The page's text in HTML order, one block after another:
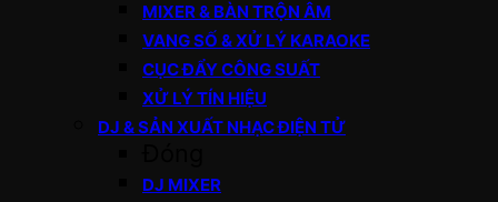
MIXER & BÀN TRỘN ÂM
VANG SỐ & XỬ LÝ KARAOKE
CỤC ĐẨY CÔNG SUẤT
XỬ LÝ TÍN HIỆU
DJ & SẢN XUẤT NHẠC ĐIỆN TỬ
DJ MIXER